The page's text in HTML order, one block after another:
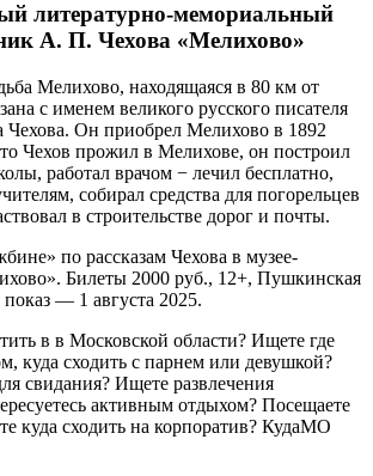
литературно-мемориальный
А. П. Чехова «Мелихово»
Мелихово, находящаяся в 80 км от
с именем великого русского писателя
Чехова. Он приобрел Мелихово в 1892
Чехов прожил в Мелихове, он построил
работал врачом − лечил бесплатно,
собирал средства для погорельцев
в строительстве дорог и почты.
по рассказам Чехова в музее-
Билеты 2000 руб., 12+, Пушкинская
— 1 августа 2025.
в в Московской области? Ищете где
куда сходить с парнем или девушкой?
свидания? Ищете развлечения
активным отдыхом? Посещаете
куда сходить на корпоратив? КудаМО